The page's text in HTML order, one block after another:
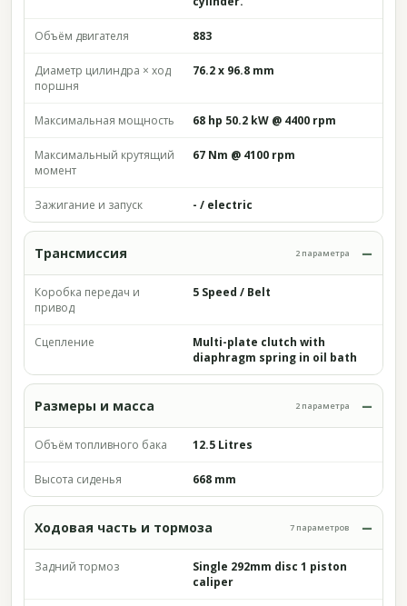
Объём двигателя 883
Диаметр цилиндра × ход
поршня
76.2 x 96.8 mm
Максимальная мощность 68 hp 50.2 kW @ 4400 rpm
Максимальный крутящий
момент
67 Nm @ 4100 rpm
Зажигание и запуск - / electric
Трансмиссия 2 параметра
Коробка передач и
привод
5 Speed / Belt
Сцепление
Multi-plate clutch with
diaphragm spring in oil bath
Размеры и масса 2 параметра
Объём топливного бака 12.5 Litres
Высота сиденья 668 mm
Ходовая часть и тормоза 7 параметров
Задний тормоз
Single 292mm disc 1 piston
caliper